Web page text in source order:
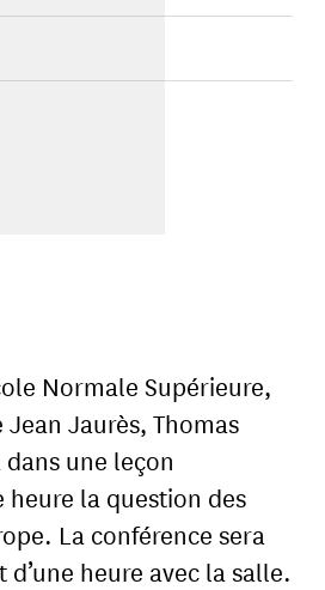
Normale Supérieure,
Jaurès, Thomas
une leçon
heure la question des
La conférence sera
d’une heure avec la salle.